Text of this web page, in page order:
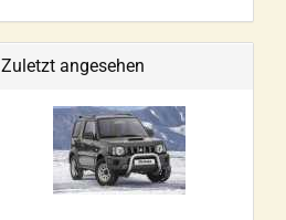
Zuletzt angesehen